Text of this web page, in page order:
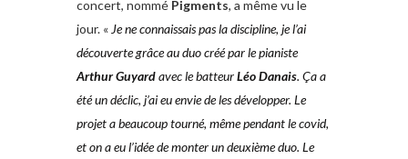
concert, nommé Pigments, a même vu le
jour. « Je ne connaissais pas la discipline, je l’ai
découverte grâce au duo créé par le pianiste
Arthur Guyardavec le batteurLéo Danais. Ça a
été un déclic, j’ai eu envie de les développer. Le
projet a beaucoup tourné, même pendant le covid,
et on a eu l’idée de monter un deuxième duo. Le